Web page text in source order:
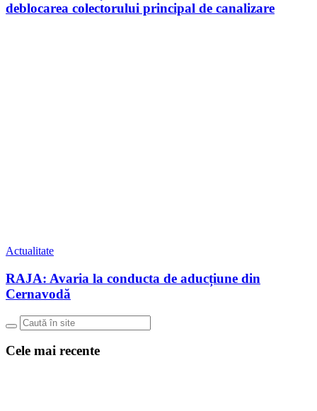
deblocarea colectorului principal de canalizare
Actualitate
RAJA: Avaria la conducta de aducțiune din
Cernavodă
Cele mai recente